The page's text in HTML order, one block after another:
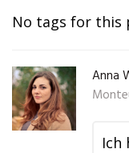
No tags for this
Anna
Ich